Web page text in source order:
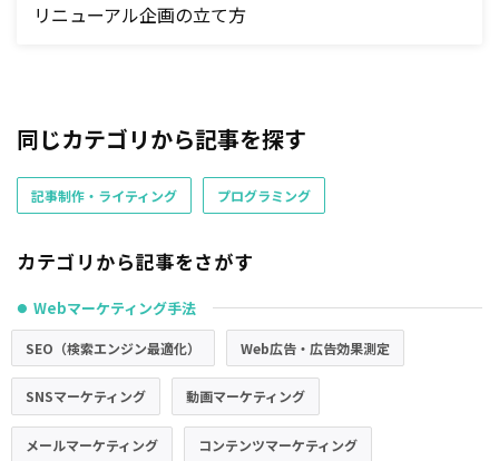
リニューアル企画の立て方
同じカテゴリから記事を探す
記事制作・ライティング プログラミング
カテゴリから記事をさがす
● Webマーケティング手法
SEO（検索エンジン最適化） Web広告・広告効果測定
SNSマーケティング 動画マーケティング
メールマーケティング コンテンツマーケティング